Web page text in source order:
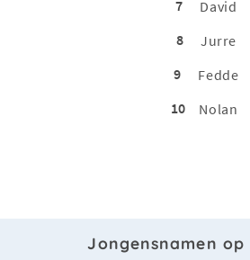
7
David
8
Jurre
9
Fedde
10
Nolan
Jongensnamen